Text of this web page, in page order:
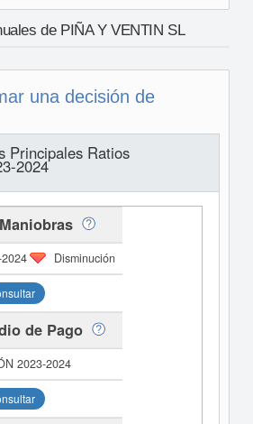
de PIÑA Y VENTIN SL
una decisión de
Principales Ratios
2024
Disminución
de Pago